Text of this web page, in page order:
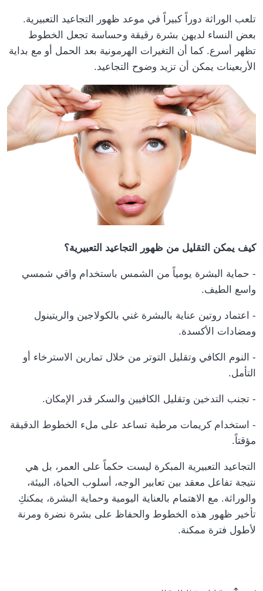
تلعب الوراثة دوراً كبيراً في موعد ظهور التجاعيد التعبيرية.
بعض النساء لديهن بشرة رقيقة وحساسة تجعل الخطوط
تظهر أسرع. كما أن التغيرات الهرمونية بعد الحمل أو مع بداية
الأربعينات يمكن أن تزيد وضوح التجاعيد.
كيف يمكن التقليل من ظهور التجاعيد التعبيرية؟
- حماية البشرة يومياً من الشمس باستخدام واقي شمسي
واسع الطيف.
- اعتماد روتين عناية بالبشرة غني بالكولاجين والريتينول
ومضادات الأكسدة.
- النوم الكافي وتقليل التوتر من خلال تمارين الاسترخاء أو
التأمل.
- تجنب التدخين وتقليل الكافيين والسكر قدر الإمكان.
- استخدام كريمات مرطبة تساعد على ملء الخطوط الدقيقة
مؤقتاً.
التجاعيد التعبيرية المبكرة ليست حكماً على العمر، بل هي
نتيجة تفاعل معقد بين تعابير الوجه، أسلوب الحياة، البيئة،
والوراثة. مع الاهتمام بالعناية اليومية وحماية البشرة، يمكنكِ
تأخير ظهور هذه الخطوط والحفاظ على بشرة نضرة ومرنة
لأطول فترة ممكنة.